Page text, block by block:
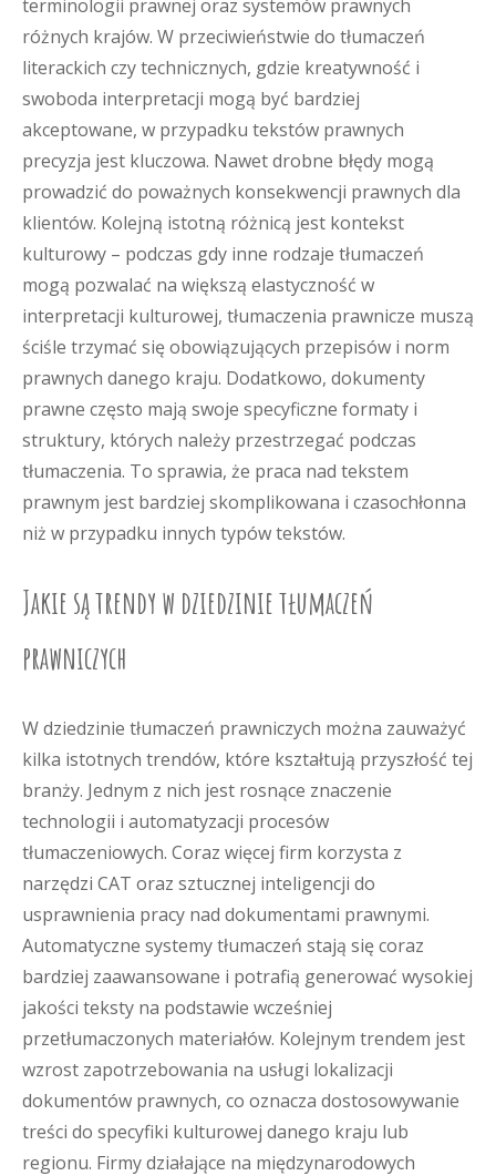
terminologii prawnej oraz systemów prawnych
różnych krajów. W przeciwieństwie do tłumaczeń
literackich czy technicznych, gdzie kreatywność i
swoboda interpretacji mogą być bardziej
akceptowane, w przypadku tekstów prawnych
precyzja jest kluczowa. Nawet drobne błędy mogą
prowadzić do poważnych konsekwencji prawnych dla
klientów. Kolejną istotną różnicą jest kontekst
kulturowy – podczas gdy inne rodzaje tłumaczeń
mogą pozwalać na większą elastyczność w
interpretacji kulturowej, tłumaczenia prawnicze muszą
ściśle trzymać się obowiązujących przepisów i norm
prawnych danego kraju. Dodatkowo, dokumenty
prawne często mają swoje specyficzne formaty i
struktury, których należy przestrzegać podczas
tłumaczenia. To sprawia, że praca nad tekstem
prawnym jest bardziej skomplikowana i czasochłonna
niż w przypadku innych typów tekstów.
Jakie są trendy w dziedzinie tłumaczeń
prawniczych
W dziedzinie tłumaczeń prawniczych można zauważyć
kilka istotnych trendów, które kształtują przyszłość tej
branży. Jednym z nich jest rosnące znaczenie
technologii i automatyzacji procesów
tłumaczeniowych. Coraz więcej firm korzysta z
narzędzi CAT oraz sztucznej inteligencji do
usprawnienia pracy nad dokumentami prawnymi.
Automatyczne systemy tłumaczeń stają się coraz
bardziej zaawansowane i potrafią generować wysokiej
jakości teksty na podstawie wcześniej
przetłumaczonych materiałów. Kolejnym trendem jest
wzrost zapotrzebowania na usługi lokalizacji
dokumentów prawnych, co oznacza dostosowywanie
treści do specyfiki kulturowej danego kraju lub
regionu. Firmy działające na międzynarodowych